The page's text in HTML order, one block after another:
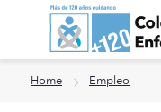
Ir a contenido
Home Empleo